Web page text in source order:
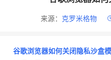
来源： 克罗米格物
谷歌浏览器如何关闭隐私沙盒模